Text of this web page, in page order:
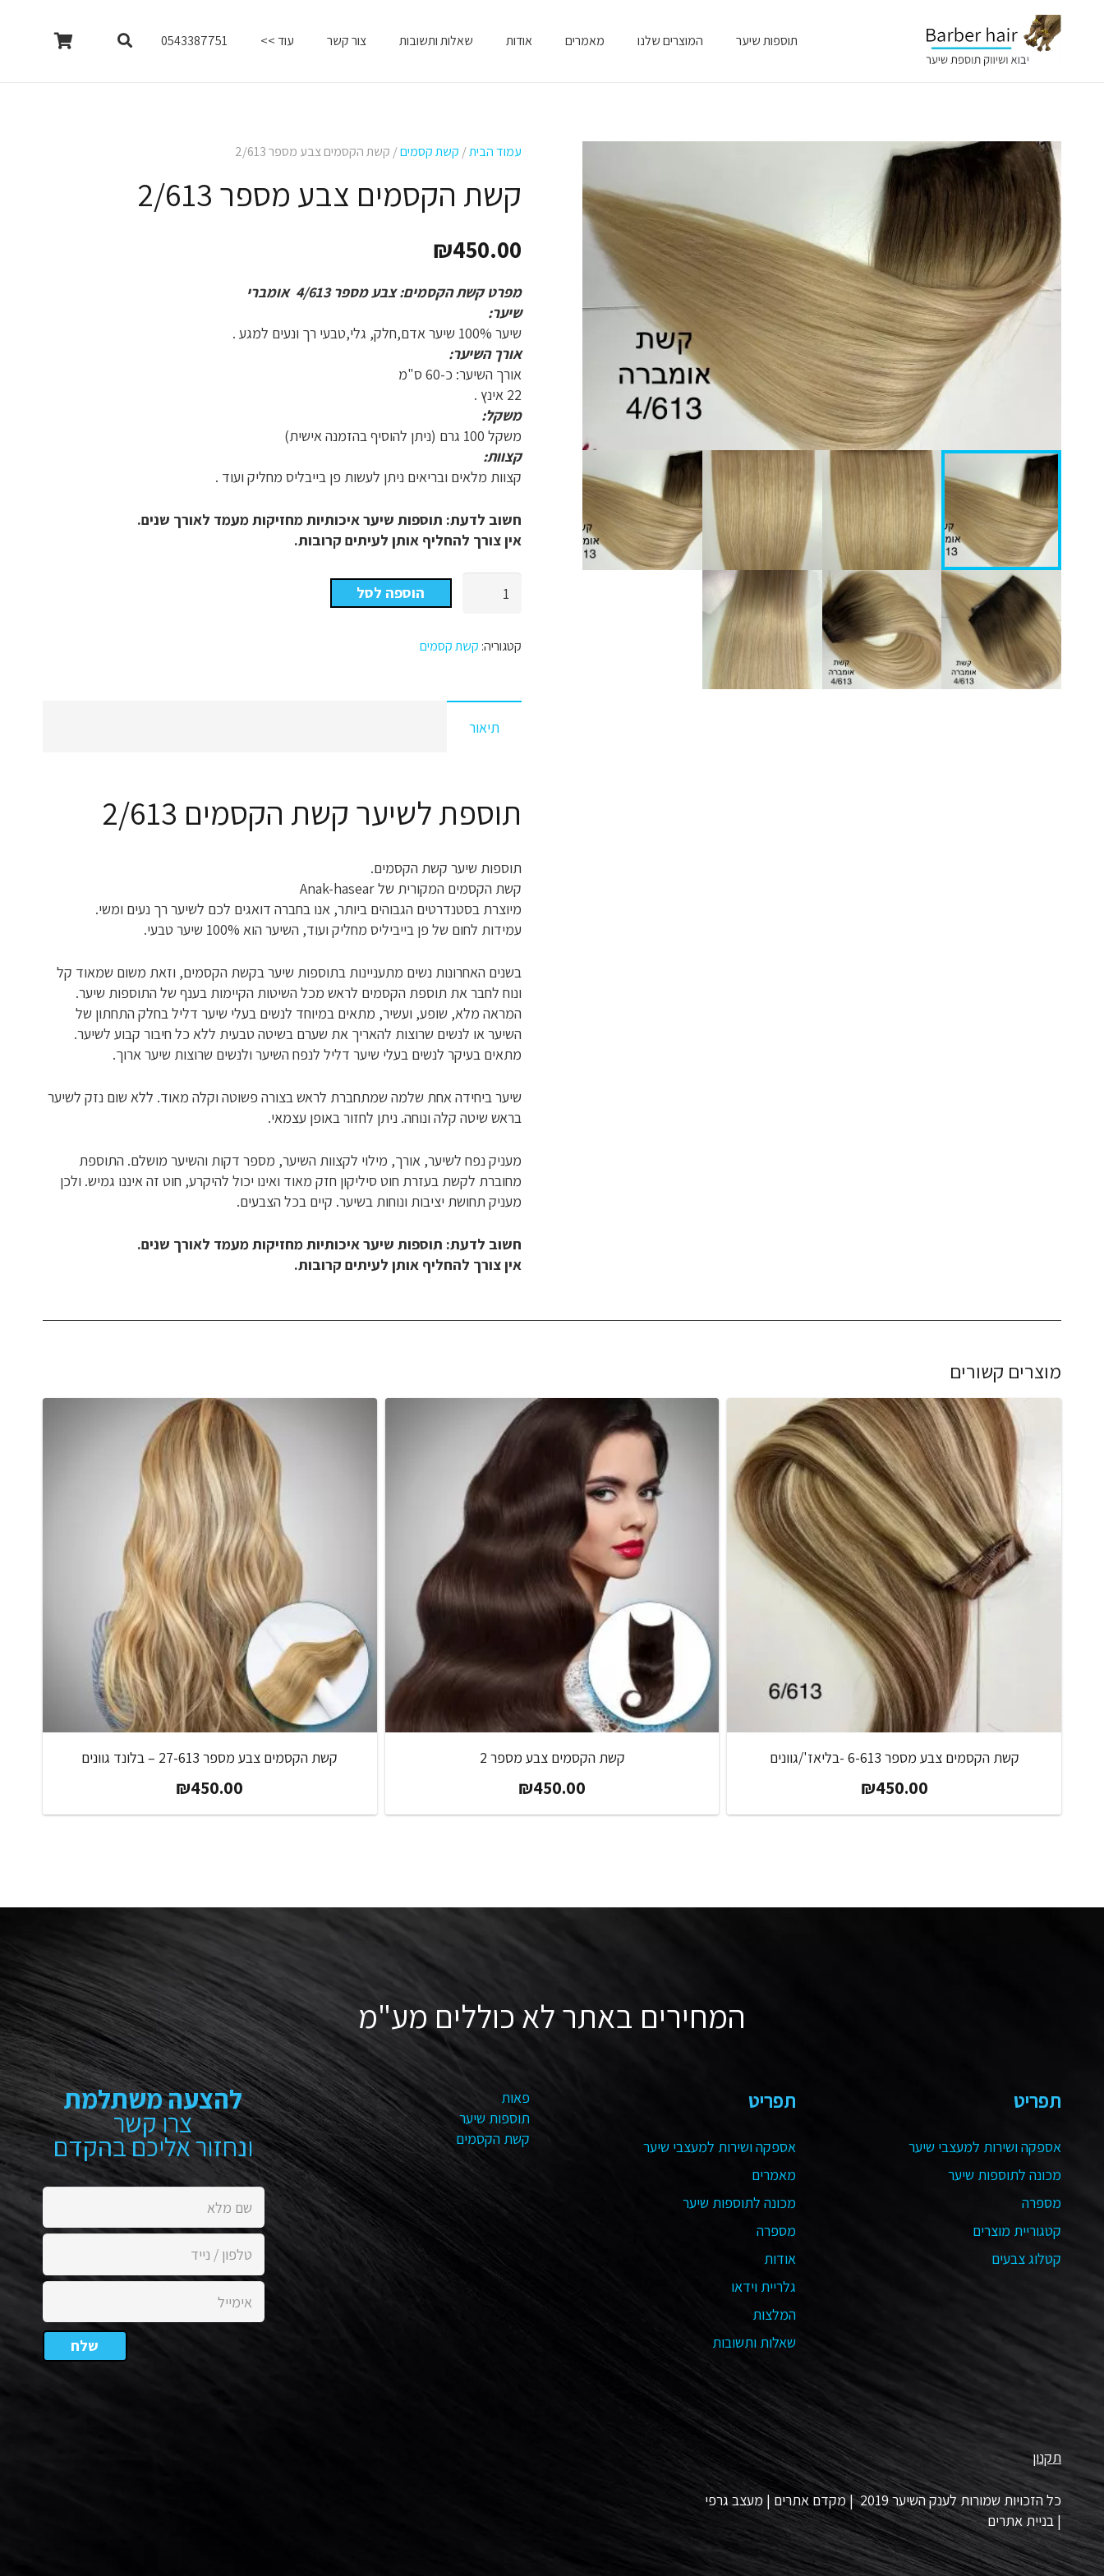
תוספות שיער המוצרים שלנו מאמרים אודות שאלות ותשובות צור קשר עוד >> 0543387751
עמוד הבית/ קשת קסמים/ קשת הקסמים צבע מספר 2/613
קשת הקסמים צבע מספר 2/613
₪450.00
מפרט קשת הקסמים: צבע מספר 4/613 אומברי
שיער:
שיער 100% שיער אדם,חלק, גלי,טבעי רך ונעים למגע .
אורך השיער:
אורך השיער: כ-60 ס"מ
22 אינץ .
משקל:
משקל 100 גרם (ניתן להוסיף בהזמנה אישית)
קצוות:
קצוות מלאים ובריאים ניתן לעשות פן בייבליס מחליק ועוד .
חשוב לדעת: תוספות שיער איכותיות מחזיקות מעמד לאורך שנים.
אין צורך להחליף אותן לעיתים קרובות.
של
הקסמים
2/613
הוספה לסל
קטגוריה: קשת קסמים
תיאור
תוספת לשיער קשת הקסמים 2/613
תוספות שיער קשת הקסמים.
קשת הקסמים המקורית של Anak-hasear
מיוצרת בסטנדרטים הגבוהים ביותר, אנו בחברה דואגים לכם לשיער רך נעים ומשי.
עמידות לחום של פן בייביליס מחליק ועוד, השיער הוא 100% שיער טבעי.
בשנים האחרונות נשים מתעניינות בתוספות שיער בקשת הקסמים, וזאת משום שמאוד קל
ונוח לחבר את תוספת הקסמים לראש מכל השיטות הקיימות בענף של התוספות שיער.
המראה מלא, שופע, ועשיר, מתאים במיוחד לנשים בעלי שיער דליל בחלק התחתון של
השיער או לנשים שרוצות להאריך את שערם בשיטה טבעית ללא כל חיבור קבוע לשיער.
מתאים בעיקר לנשים בעלי שיער דליל לנפח השיער ולנשים שרוצות שיער ארוך.
שיער ביחידה אחת שלמה שמתחברת לראש בצורה פשוטה וקלה מאוד. ללא שום נזק לשיער
בראש שיטה קלה ונוחה. ניתן לחזור באופן עצמאי.
מעניק נפח לשיער, אורך, מילוי לקצוות השיער, מספר דקות והשיער מושלם. התוספת
מחוברת לקשת בעזרת חוט סיליקון חזק מאוד ואינו יכול להיקרע, חוט זה איננו גמיש. ולכן
מעניק תחושת יציבות ונוחות בשיער. קיים בכל הצבעים.
חשוב לדעת: תוספות שיער איכותיות מחזיקות מעמד לאורך שנים.
אין צורך להחליף אותן לעיתים קרובות.
מוצרים קשורים
קשת הקסמים צבע מספר 6-613 -בליאז'/גוונים
₪450.00
קשת הקסמים צבע מספר 2
₪450.00
קשת הקסמים צבע מספר 27-613 – בלונד גוונים
₪450.00
המחירים באתר לא כוללים מע"מ
תפריט
אספקה ושירות למעצבי שיער
מכונה לתוספות שיער
מספרה
קטגוריית מוצרים
קטלוג צבעים
תפריט
אספקה ושירות למעצבי שיער
מאמרים
מכונה לתוספות שיער
מספרה
אודות
גלריית וידאו
המלצות
שאלות ותשובות
פאות
תוספות שיער
קשת הקסמים
להצעה משתלמת
צרו קשר
ונחזור אליכם בהקדם
תקנון
כל הזכויות שמורות לענק השיער 2019 | מקדם אתרים | מעצב גרפי
|בניית אתרים